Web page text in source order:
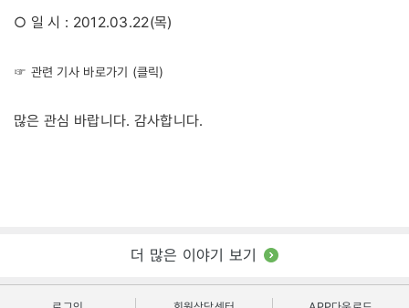
○ 일 시 : 2012.03.22(목)
☞ 관련 기사 바로가기 (클릭)
많은 관심 바랍니다. 감사합니다.
더 많은 이야기 보기